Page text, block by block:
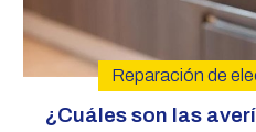
¿Cuáles son las
Reparación de